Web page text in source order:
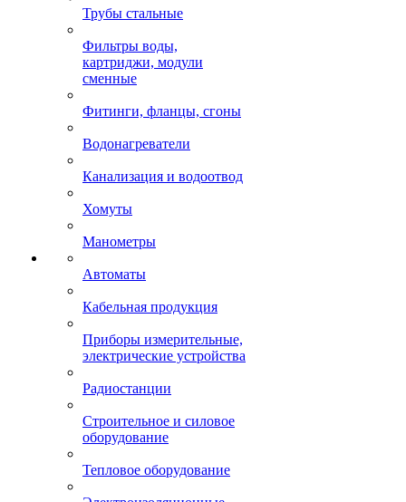
Трубы стальные
Фильтры воды,
картриджи, модули
сменные
Фитинги, фланцы, сгоны
Водонагреватели
Канализация и водоотвод
Хомуты
Манометры
Автоматы
Кабельная продукция
Приборы измерительные,
электрические устройства
Радиостанции
Строительное и силовое
оборудование
Тепловое оборудование